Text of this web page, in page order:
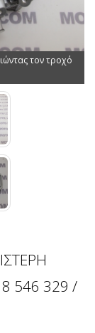
τον τροχό
546 329 /